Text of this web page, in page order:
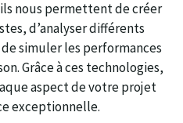
nous permettent de créer
d’analyser différents
simuler les performances
Grâce à ces technologies,
aspect de votre projet
exceptionnelle.